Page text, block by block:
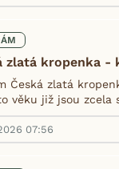
zlatá kropenka -
Česká zlatá
věku již jsou zcela
07:56